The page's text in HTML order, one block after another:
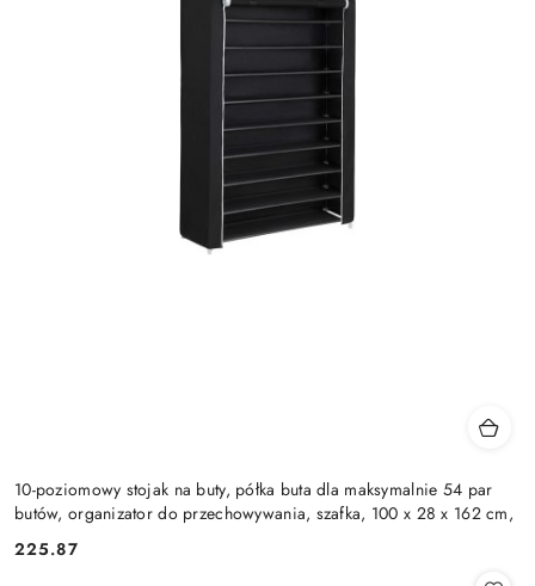
10-poziomowy stojak na buty, półka buta dla maksymalnie 54 par
butów, organizator do przechowywania, szafka, 100 x 28 x 162 cm,
Cena:
225.87